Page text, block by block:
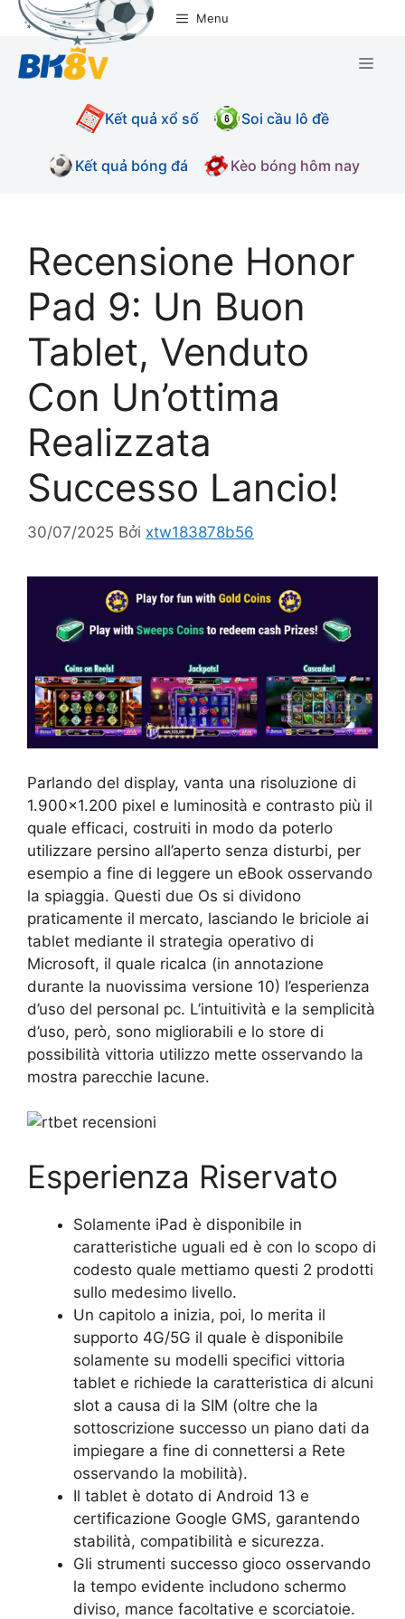
Chuyển
nội
dung
Menu
Kết quả xổ số Soi cầu lô đề
Kết quả bóng đá Kèo bóng hôm nay
Recensione Honor
Pad 9: Un Buon
Tablet, Venduto
Con Un’ottima
Realizzata
Successo Lancio!
30/07/2025 Bởi xtw183878b56
Parlando del display, vanta una risoluzione di
1.900×1.200 pixel e luminosità e contrasto più il
quale efficaci, costruiti in modo da poterlo
utilizzare persino all’aperto senza disturbi, per
esempio a fine di leggere un eBook osservando
la spiaggia. Questi due Os si dividono
praticamente il mercato, lasciando le briciole ai
tablet mediante il strategia operativo di
Microsoft, il quale ricalca (in annotazione
durante la nuovissima versione 10) l’esperienza
d’uso del personal pc. L’intuitività e la semplicità
d’uso, però, sono migliorabili e lo store di
possibilità vittoria utilizzo mette osservando la
mostra parecchie lacune.
Esperienza Riservato
Solamente iPad è disponibile in
caratteristiche uguali ed è con lo scopo di
codesto quale mettiamo questi 2 prodotti
sullo medesimo livello.
Un capitolo a inizia, poi, lo merita il
supporto 4G/5G il quale è disponibile
solamente su modelli specifici vittoria
tablet e richiede la caratteristica di alcuni
slot a causa di la SIM (oltre che la
sottoscrizione successo un piano dati da
impiegare a fine di connettersi a Rete
osservando la mobilità).
Il tablet è dotato di Android 13 e
certificazione Google GMS, garantendo
stabilità, compatibilità e sicurezza.
Gli strumenti successo gioco osservando
la tempo evidente includono schermo
diviso, mance facoltative e scorciatoie.